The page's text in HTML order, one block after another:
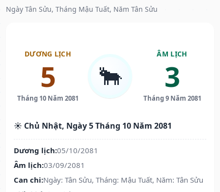
Ngày Tân Sửu, Tháng Mậu Tuất, Năm Tân Sửu
DƯƠNG LỊCH
5
Tháng 10 Năm 2081
🐂
ÂM LỊCH
3
Tháng 9 Năm 2081
☀️ Chủ Nhật, Ngày 5 Tháng 10 Năm 2081
Dương lịch:05/10/2081
Âm lịch:03/09/2081
Can chi:Ngày: Tân Sửu, Tháng: Mậu Tuất, Năm: Tân Sửu